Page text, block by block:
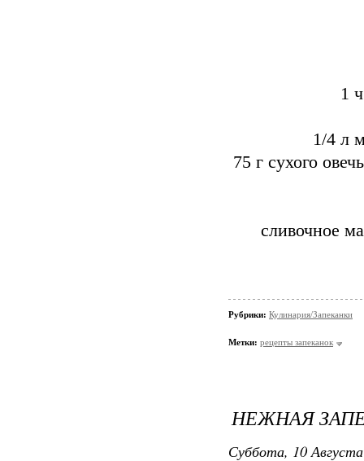
1
1/4 л
75 г сухого
сливочное
Рубрики: Кулинария/Запеканки
Метки: рецепты запеканок
НЕЖНАЯ
Суббота, 10